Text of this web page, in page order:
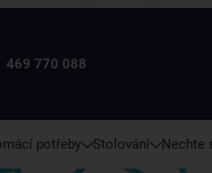
469 770 088
potřeby Stolování Nechte